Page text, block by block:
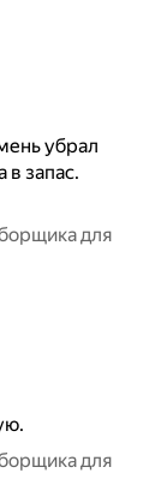
убрал
в запас.
для
для